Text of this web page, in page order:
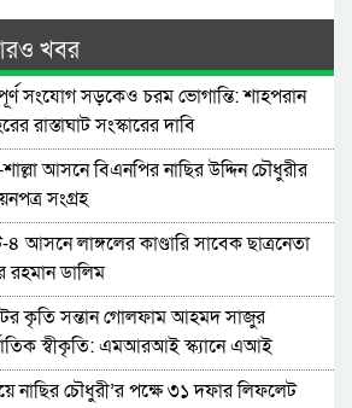
খবর
সংযোগ সড়কেও চরম ভোগান্তি: শাহপরান
রাস্তাঘাট সংস্কারের দাবি
শাল্লা আসনে বিএনপির নাছির উদ্দিন চৌধুরীর
সংগ্রহ
৪ আসনে লাঙ্গলের কাণ্ডারি সাবেক ছাত্রনেতা
রহমান ডালিম
কৃতি সন্তান গোলফাম আহমদ সাজুর
স্বীকৃতি: এমআরআই স্ক্যানে এআই
পিএইচডি অর্জন
নাছির চৌধুরী’র পক্ষে ৩১ দফার লিফলেট